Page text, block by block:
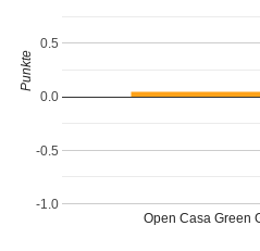
Open Casa Green
-1.0
-0.5
0.0
0.5
Punkte